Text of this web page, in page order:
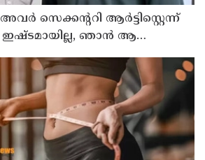
സെക്കന്ററി ആര്‍ട്ടിസ്റ്റെന്ന്
ഇഷ്ടമായില്ല, ഞാന്‍ ആ